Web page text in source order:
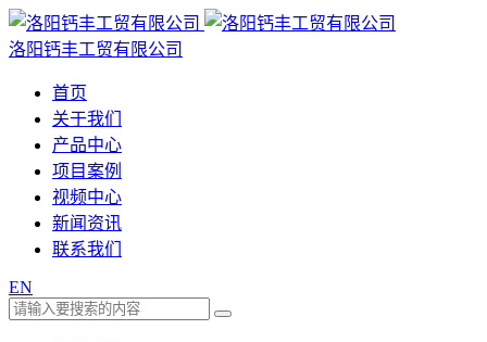
洛阳钙丰工贸有限公司
首页
关于我们
产品中心
项目案例
视频中心
新闻资讯
联系我们
EN